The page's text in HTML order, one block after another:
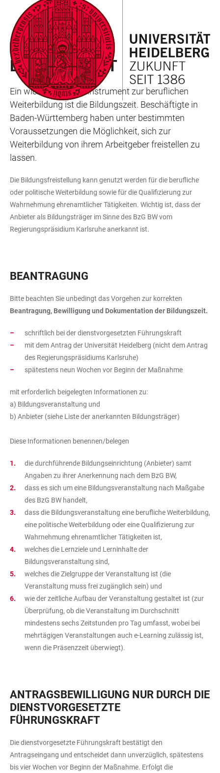
LINKS
ZUR
BARRIEREFREIHEIT
ZUM
HAUPTINHALT
HAUPTNAVIGATION
ÖFFNEN
WEBSEITENSUCHE
ÖFFNEN
WEITERBILDUNGSANGEBOTE
BILDUNGSZEIT
Ein wichtiges Förderinstrument zur beruflichen
Weiterbildung ist die Bildungszeit. Beschäftigte in
Baden-Württemberg haben unter bestimmten
Voraussetzungen die Möglichkeit, sich zur
Weiterbildung von ihrem Arbeitgeber freistellen zu
lassen.
Die Bildungsfreistellung kann genutzt werden für die berufliche
oder politische Weiterbildung sowie für die Qualifizierung zur
Wahrnehmung ehrenamtlicher Tätigkeiten. Wichtig ist, dass der
Anbieter als Bildungsträger im Sinne des BzG BW vom
Regierungspräsidium Karlsruhe anerkannt ist.
BEANTRAGUNG
Bitte beachten Sie unbedingt das Vorgehen zur korrekten
Beantragung, Bewilligung und Dokumentation der Bildungszeit.
schriftlich bei der dienstvorgesetzten Führungskraft
mit dem Antrag der Universität Heidelberg (nicht dem Antrag
des Regierungspräsidiums Karlsruhe)
spätestens neun Wochen vor Beginn der Maßnahme
mit erforderlich beigelegten Informationen zu:
a) Bildungsveranstaltung und
b) Anbieter (siehe Liste der anerkannten Bildungsträger)
Diese Informationen benennen/belegen
die durchführende Bildungseinrichtung (Anbieter) samt
Angaben zu ihrer Anerkennung nach dem BzG BW,
dass es sich um eine Bildungsveranstaltung nach Maßgabe
des BzG BW handelt,
dass die Bildungsveranstaltung eine berufliche Weiterbildung,
eine politische Weiterbildung oder eine Qualifizierung zur
Wahrnehmung ehrenamtlicher Tätigkeiten ist,
welches die Lernziele und Lerninhalte der
Bildungsveranstaltung sind,
welches die Zielgruppe der Veranstaltung ist (die
Veranstaltung muss frei zugänglich sein) und
wie der zeitliche Aufbau der Veranstaltung gestaltet ist (zur
Überprüfung, ob die Veranstaltung im Durchschnitt
mindestens sechs Zeitstunden pro Tag umfasst, wobei bei
mehrtägigen Veranstaltungen auch e-Learning zulässig ist,
wenn die Präsenzzeit überwiegt).
ANTRAGSBEWILLIGUNG NUR DURCH DIE
DIENSTVORGESETZTE
FÜHRUNGSKRAFT
Die dienstvorgesetzte Führungskraft bestätigt den
Antragseingang und entscheidet dann unverzüglich, spätestens
bis vier Wochen vor Beginn der Maßnahme. Erfolgt die